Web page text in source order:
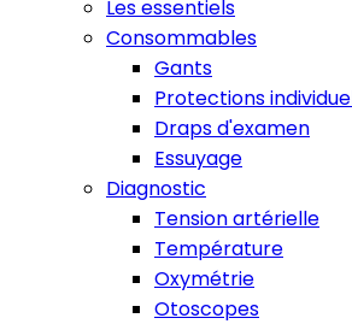
Les essentiels
Consommables
Gants
Protections
Draps d'examen
Essuyage
Diagnostic
Tension artérielle
Température
Oxymétrie
Otoscopes